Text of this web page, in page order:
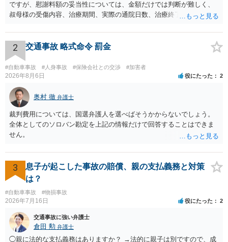
ですが、慰謝料額の妥当性については、金額だけでは判断が難しく、
叔母様の受傷内容、治療期間、実際の通院日数、治療終了の経緯、後
確認する必要があります。保険会社から提示される慰謝料額について
は、弁護士が介入することにより増額を検討できる場合がありますの
で、以下の資料・情報を準備した上で、弁護士に個別に相談すること
をお勧めいたします。 ・相手方保険会社から届いている示談金額の提
示書類 ・叔母様の診断名、けがの内容 ・治療開始日及び治療終了日
・入院の有無、通院回数 ・現在も症状が残っているか ・叔母様ご本人
やご家族等が加入している保険に、今回の事故で利用できる弁護士費
用特約が付帯しているか なお、被害者は叔母様ご本人となりますの
で、弁護士が受任する場合には、叔母様ご本人の依頼意思等を確認す
る必要があります。日本語での十分な意思疎通が難しいとのことです
ので、そのあたりのご事情も踏まえて、依頼意思の確認方法等を検討
2 交通事故 略式命令 罰金
#自動車事故 #人身事故 #保険会社との交渉 #加害者
2026年8月6日 役にたった 2
奥村 徹 弁護士
裁判費用については、国選弁護人を選べばそうかからないでしょう。
全体としてのソロバン勘定を上記の情報だけで回答することはできま
せん。
3
息子が起こした事故の賠償、親の支払義務と対策
は？
#自動車事故 #物損事故
2026年7月16日 役にたった 2
交通事故に強い弁護士
倉田 勲 弁護士
◯親に法的な支払義務はありますか？ →法的に親子は別ですので、成